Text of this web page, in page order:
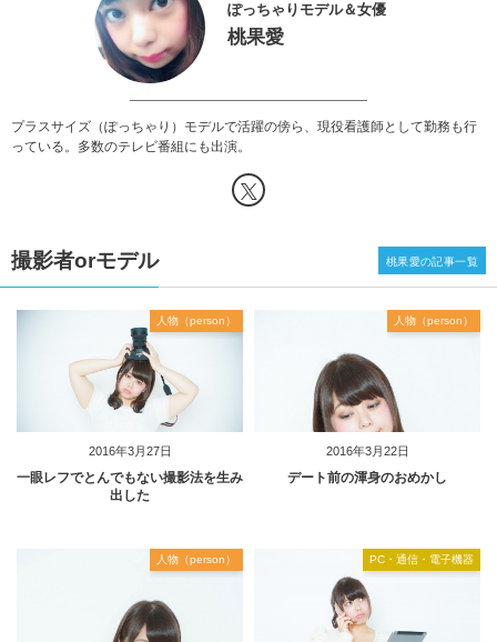
ぽっちゃりモデル＆女優
桃果愛
プラスサイズ（ぽっちゃり）モデルで活躍の傍ら、現役看護師として勤務も行
っている。多数のテレビ番組にも出演。
撮影者orモデル
2016年3月27日
人物（person）
一眼レフでとんでもない撮影法を生み
出した
2016年3月22日
人物（person）
デート前の渾身のおめかし
人物（person） PC・通信・電子機器
桃果愛の記事一覧